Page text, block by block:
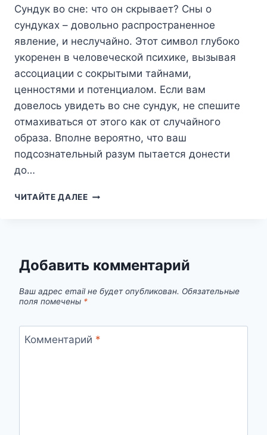
Сундук во сне: что он скрывает? Сны о
сундуках – довольно распространенное
явление, и неслучайно. Этот символ глубоко
укоренен в человеческой психике, вызывая
ассоциации с сокрытыми тайнами,
ценностями и потенциалом. Если вам
довелось увидеть во сне сундук, не спешите
отмахиваться от этого как от случайного
образа. Вполне вероятно, что ваш
подсознательный разум пытается донести
до…
ЧИТАЙТЕ ДАЛЕЕСУНДУК
Добавить комментарий
Ваш адрес email не будет опубликован. Обязательные
поля помечены *
Комментарий *